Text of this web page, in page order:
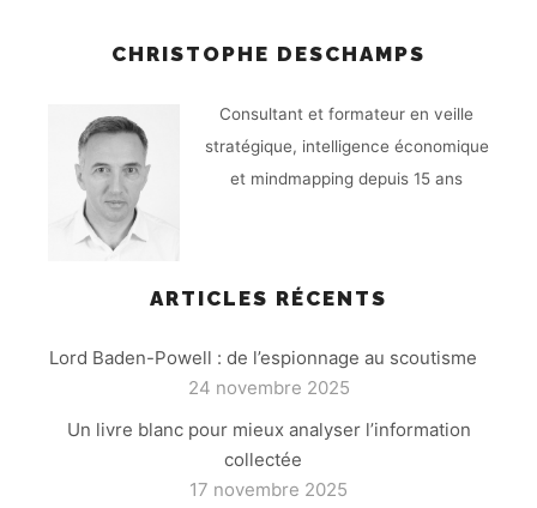
CHRISTOPHE DESCHAMPS
Consultant et formateur en veille
stratégique, intelligence économique
et mindmapping depuis 15 ans
ARTICLES RÉCENTS
Lord Baden-Powell : de l’espionnage au scoutisme
24 novembre 2025
Un livre blanc pour mieux analyser l’information
collectée
17 novembre 2025